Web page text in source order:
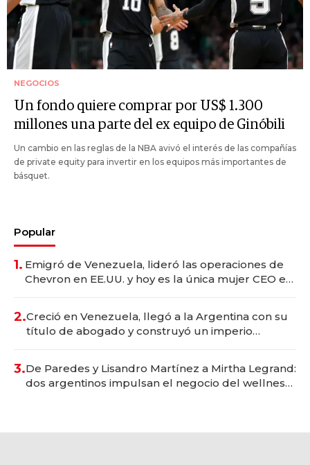
NEGOCIOS
Un fondo quiere comprar por US$ 1.300
millones una parte del ex equipo de Ginóbili
Un cambio en las reglas de la NBA avivó el interés de las compañías
de private equity para invertir en los equipos más importantes de
básquet.
Popular
1. Emigró de Venezuela, lideró las operaciones de
Chevron en EE.UU. y hoy es la única mujer CEO en
2.Creció en Venezuela, llegó a la Argentina con su
título de abogado y construyó un imperio
3.De Paredes y Lisandro Martínez a Mirtha Legrand:
dos argentinos impulsan el negocio del wellness